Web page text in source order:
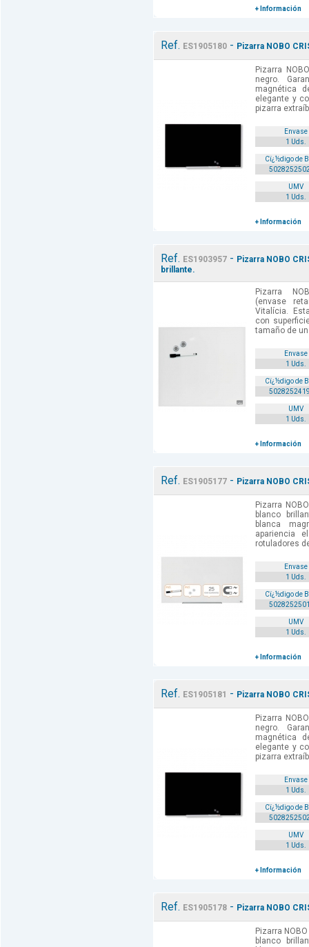
+ Información
Ref. ES1905180 - Pizarra NOBO
Pizarra
negro.
magnética
elegante y
pizarra
Envase
1 Uds.
Cï¿½digo de
UMV
1 Uds.
+ Información
Ref. ES1903957 - Pizarra NOBO
brillante.
Pizarra
(envase
Vitalícia.
con
tamaño de
Envase
1 Uds.
Cï¿½digo de
UMV
1 Uds.
+ Información
Ref. ES1905177 - Pizarra NOBO
Pizarra
blanco
blanca
apariencia
rotuladores
Envase
1 Uds.
Cï¿½digo de
UMV
1 Uds.
+ Información
Ref. ES1905181 - Pizarra NOBO
Pizarra
negro.
magnética
elegante y
pizarra
Envase
1 Uds.
Cï¿½digo de
UMV
1 Uds.
+ Información
Ref. ES1905178 - Pizarra NOBO
Pizarra
blanco